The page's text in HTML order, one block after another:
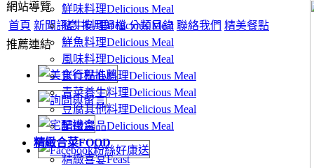
鮮味料理Delicious Meal
豬牛料理Delicious Meal
鮮魚料理Delicious Meal
風味料理Delicious Meal
米食點心料理Delicious Meal
青菜養生料理Delicious Meal
豆腐其他料理Delicious Meal
精緻湯品Delicious Meal
精緻合菜FOOD
精緻喜宴Feast
網站導覽
首頁 新聞訊息 按月歸檔 分類目錄 聯絡我們 精美餐點
推薦連結